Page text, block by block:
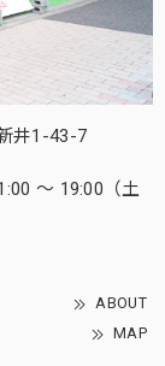
井1-43-7
～ 19:00（土
ABOUT
MAP